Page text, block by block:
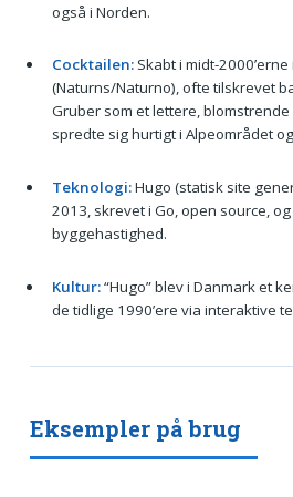
også i Norden.
Cocktailen:Skabt i midt-2000’erne
(Naturns/Naturno), ofte tilskrevet
Gruber som et lettere,
spredte sig hurtigt i Alpeområdet
Teknologi:Hugo (statisk site
2013, skrevet i Go, open source,
byggehastighed.
Kultur:“Hugo” blev i Danmark et
de tidlige 1990’ere via interaktive
Eksempler på brug